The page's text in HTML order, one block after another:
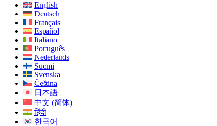
English
Deutsch
Français
Español
Italiano
Português
Nederlands
Suomi
Svenska
Čeština
日本語
中文 (简体)
हिंदी
한국어